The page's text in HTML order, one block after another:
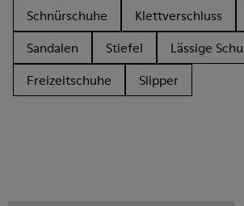
Schnürschuhe
Klettverschluss
Sandalen
Stiefel Lässige
Freizeitschuhe
Slipper